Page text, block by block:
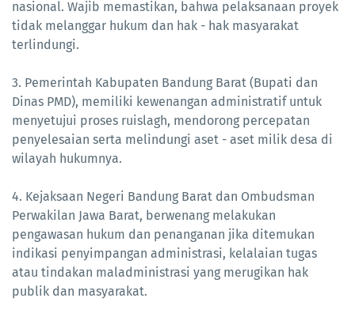
nasional. Wajib memastikan, bahwa pelaksanaan proyek
tidak melanggar hukum dan hak - hak masyarakat
terlindungi.
3. Pemerintah Kabupaten Bandung Barat (Bupati dan
Dinas PMD), memiliki kewenangan administratif untuk
menyetujui proses ruislagh, mendorong percepatan
penyelesaian serta melindungi aset - aset milik desa di
wilayah hukumnya.
4. Kejaksaan Negeri Bandung Barat dan Ombudsman
Perwakilan Jawa Barat, berwenang melakukan
pengawasan hukum dan penanganan jika ditemukan
indikasi penyimpangan administrasi, kelalaian tugas
atau tindakan maladministrasi yang merugikan hak
publik dan masyarakat.